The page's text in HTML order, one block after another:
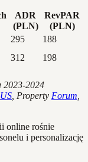
ADR
(PLN)
RevPAR
(PLN)
295
188
312 198
2023-2024
, Property Forum
online rośnie
i personalizację